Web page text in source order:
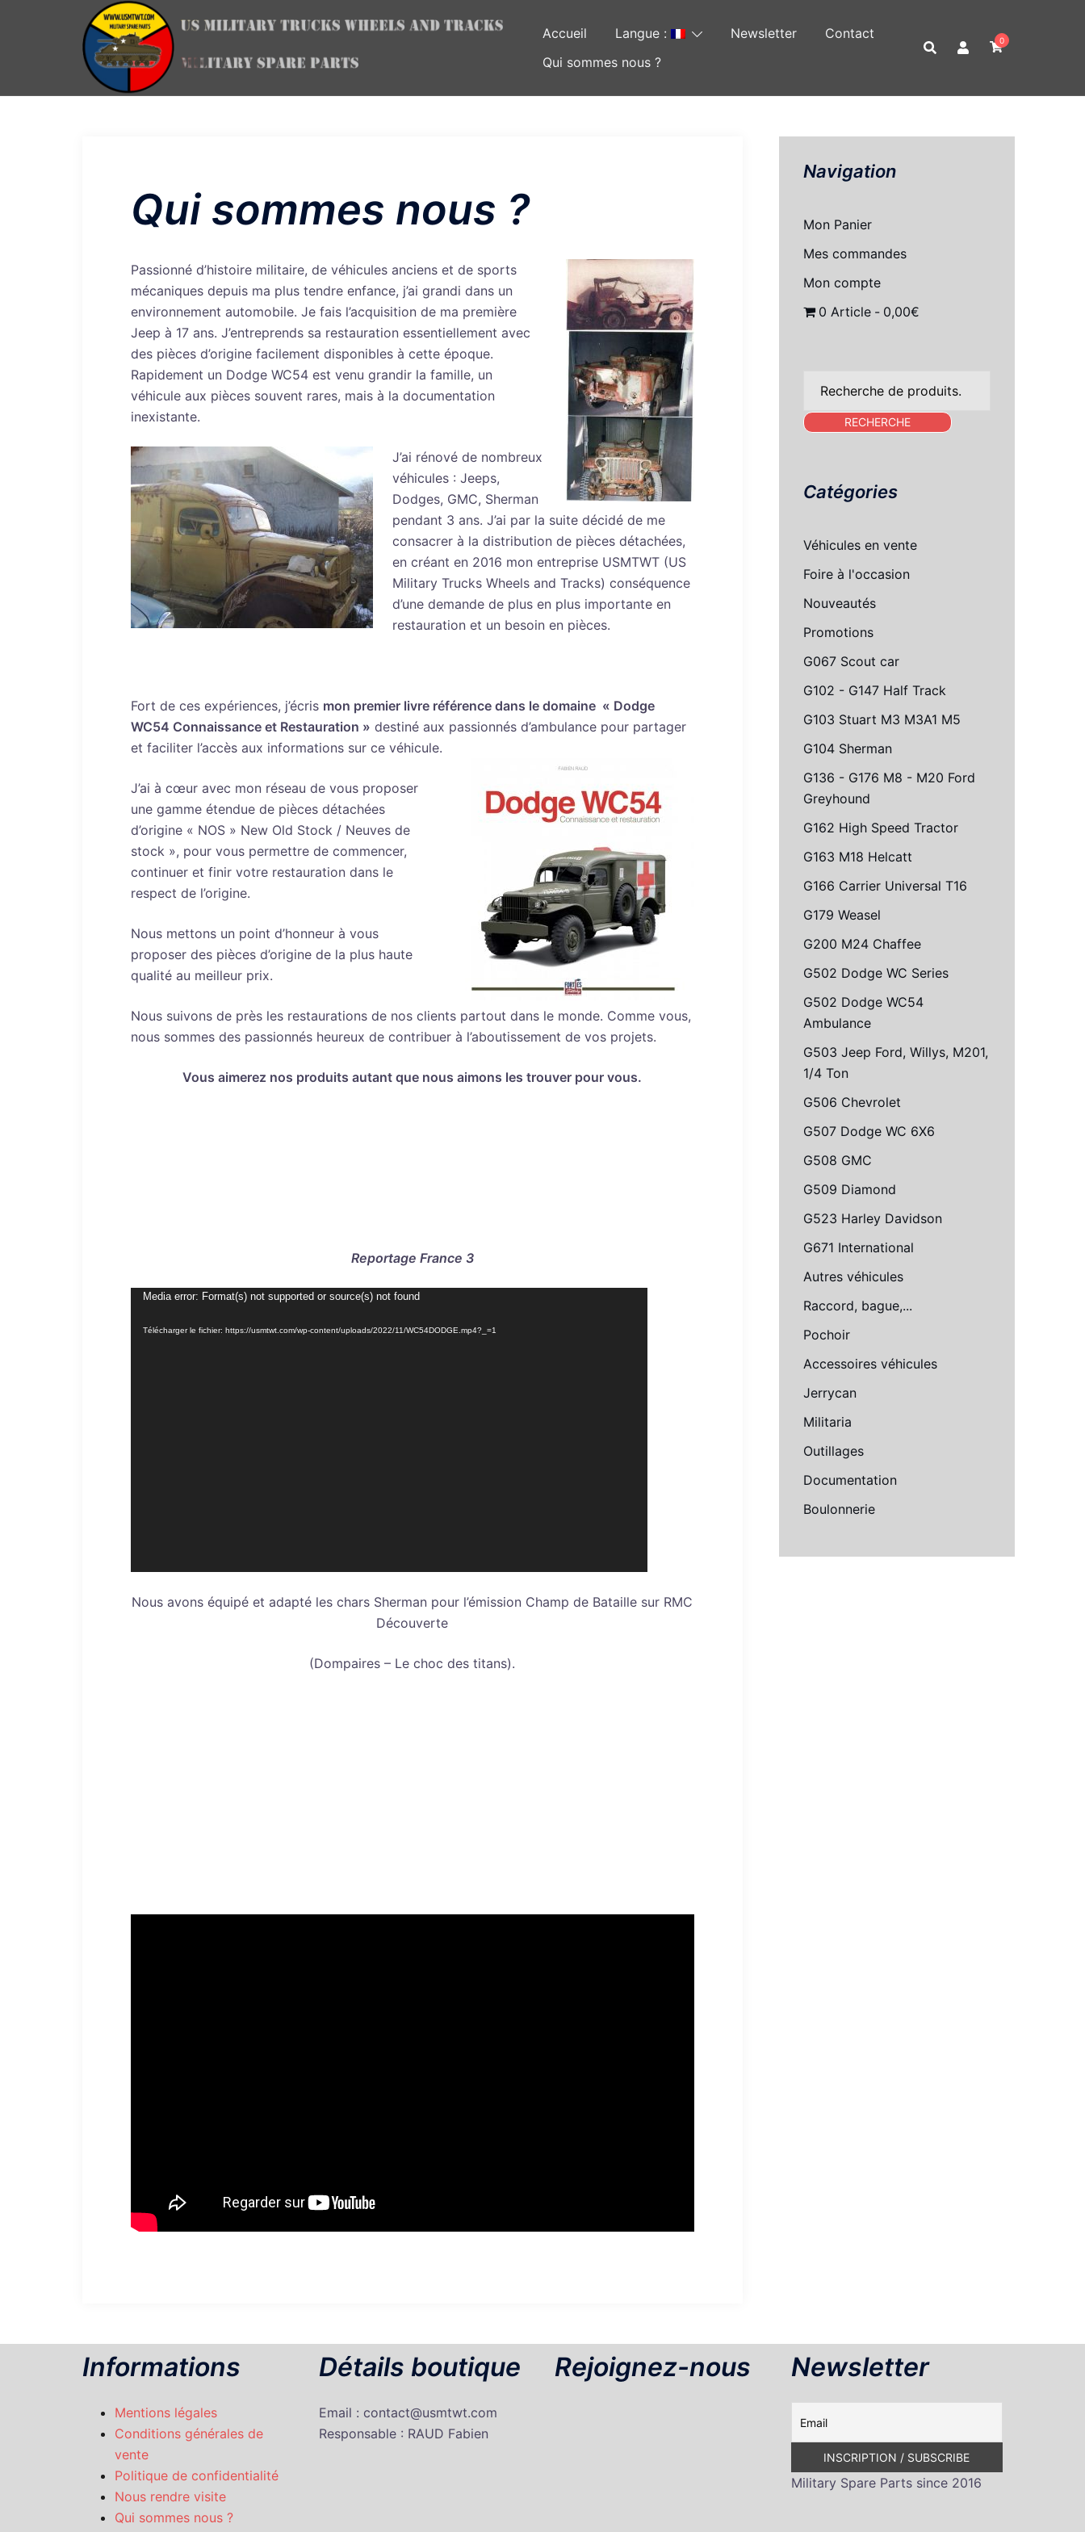
Accueil Langue : Newsletter
Contact
Qui sommes nous ?
0
Qui sommes nous ?
Passionné d’histoire militaire, de véhicules anciens et de sports
mécaniques depuis ma plus tendre enfance, j’ai grandi dans un
environnement automobile. Je fais l’acquisition de ma première
Jeep à 17 ans. J’entreprends sa restauration essentiellement avec
des pièces d’origine facilement disponibles à cette époque.
Rapidement un Dodge WC54 est venu grandir la famille, un
véhicule aux pièces souvent rares, mais à la documentation
inexistante.
J’ai rénové de nombreux
véhicules : Jeeps,
Dodges, GMC, Sherman
pendant 3 ans. J’ai par la suite décidé de me
consacrer à la distribution de pièces détachées,
en créant en 2016 mon entreprise USMTWT (US
Military Trucks Wheels and Tracks) conséquence
d’une demande de plus en plus importante en
restauration et un besoin en pièces.
Fort de ces expériences, j’écris mon premier livre référence dans le domaine « Dodge
WC54 Connaissance et Restauration » destiné aux passionnés d’ambulance pour partager
et faciliter l’accès aux informations sur ce véhicule.
J’ai à cœur avec mon réseau de vous proposer
une gamme étendue de pièces détachées
d’origine « NOS » New Old Stock / Neuves de
stock », pour vous permettre de commencer,
continuer et finir votre restauration dans le
respect de l’origine.
Nous mettons un point d’honneur à vous
proposer des pièces d’origine de la plus haute
qualité au meilleur prix.
Nous suivons de près les restaurations de nos clients partout dans le monde. Comme vous,
nous sommes des passionnés heureux de contribuer à l’aboutissement de vos projets.
Vous aimerez nos produits autant que nous aimons les trouver pour vous.
Reportage France 3
Lecteur
Media error: Format(s) not supported or source(s) not found
Télécharger le fichier: https://usmtwt.com/wp-content/uploads/2022/11/WC54DODGE.mp4?_=1
Nous avons équipé et adapté les chars Sherman pour l’émission Champ de Bataille sur RMC
Découverte
(Dompaires – Le choc des titans).
Navigation
Mon Panier
Mes commandes
Mon compte
0 Article
0,00€
pour :
RECHERCHE
Catégories
Véhicules en vente
Foire à l'occasion
Nouveautés
Promotions
G067 Scout car
G102 - G147 Half Track
G103 Stuart M3 M3A1 M5
G104 Sherman
G136 - G176 M8 - M20 Ford
Greyhound
G162 High Speed Tractor
G163 M18 Helcatt
G166 Carrier Universal T16
G179 Weasel
G200 M24 Chaffee
G502 Dodge WC Series
G502 Dodge WC54
Ambulance
G503 Jeep Ford, Willys, M201,
1/4 Ton
G506 Chevrolet
G507 Dodge WC 6X6
G508 GMC
G509 Diamond
G523 Harley Davidson
G671 International
Autres véhicules
Raccord, bague,...
Pochoir
Accessoires véhicules
Jerrycan
Militaria
Outillages
Documentation
Boulonnerie
Informations
Mentions légales
Conditions générales de
vente
Politique de confidentialité
Nous rendre visite
Qui sommes nous ?
Détails boutique
Email : contact@usmtwt.com
Responsable : RAUD Fabien
Rejoignez-nous Newsletter
Military Spare Parts since 2016